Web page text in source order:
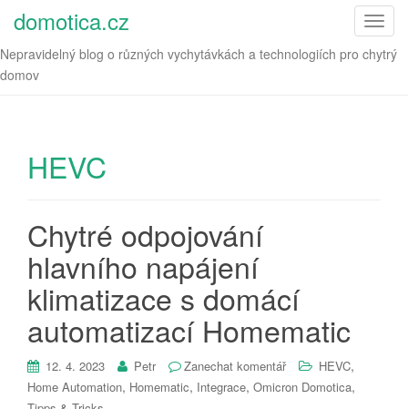
T
g
domotica.cz
Nepravidelný blog o různých vychytávkách a technologiích pro chytrý
domov
HEVC
Chytré odpojování
hlavního napájení
klimatizace s domácí
automatizací Homematic
12. 4. 2023 Petr Zanechat komentář HEVC,
Home Automation, Homematic, Integrace, Omicron Domotica,